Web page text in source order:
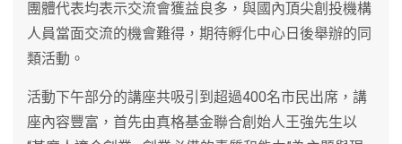
團體代表均表示交流會獲益良多，與國內頂尖創投機構
人員當面交流的機會難得，期待孵化中心日後舉辦的同
類活動。
活動下午部分的講座共吸引到超過400名市民出席，講
座內容豐富，首先由真格基金聯合創始人王強先生以